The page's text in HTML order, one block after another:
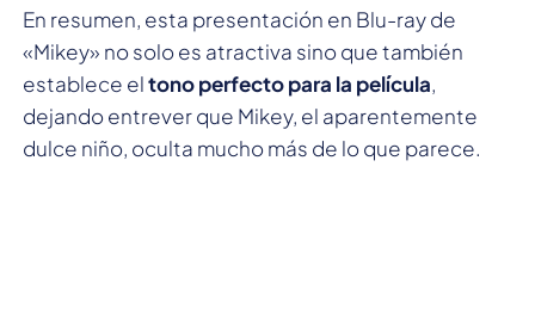
En resumen, esta presentación en Blu-ray de
«Mikey» no solo es atractiva sino que también
establece eltono perfecto para la película,
dejando entrever que Mikey, el aparentemente
dulce niño, oculta mucho más de lo que parece.